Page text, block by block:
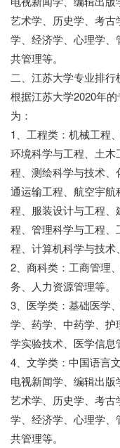
艺术学、历史学、考
学、经济学、心理学
共管理等。
二、江苏大学专业排行
根据江苏大学2020年
为：
1、工程类：机械工程
环境科学与工程、土
程、测绘科学与技术
通运输工程、航空宇
程、服装设计与工程
程、管理科学与工程
程、计算机科学与技术
2、商科类：工商管理
务、人力资源管理等。
3、医学类：基础医学
学、药学、中药学、
学实验技术、医学信息
4、文学类：中国语言
电视新闻学、编辑出版
艺术学、历史学、考
学、经济学、心理学
共管理等。